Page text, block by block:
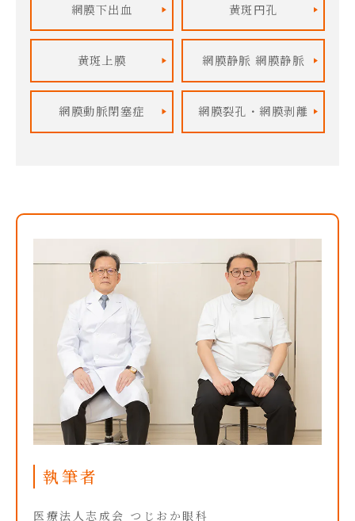
網膜下出血 黄斑円孔
黄斑上膜 網膜静脈 網膜静脈
網膜動脈閉塞症 網膜裂孔・ 網膜剥離
執筆者
医療法人志成会 つじおか眼科